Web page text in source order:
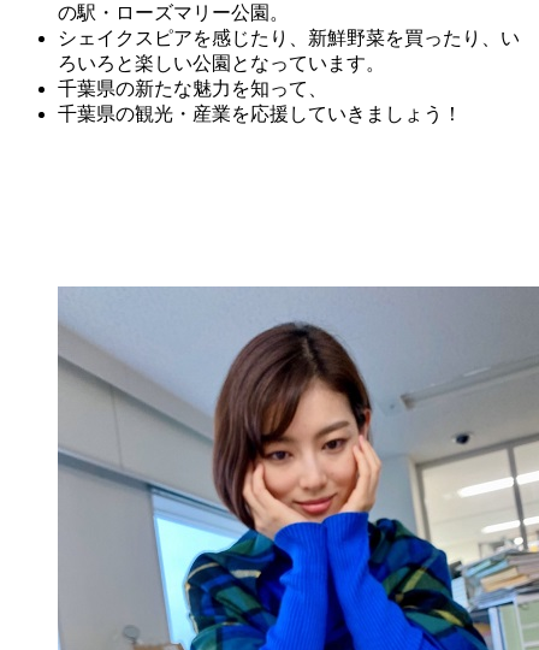
の駅・ローズマリー公園。
シェイクスピアを感じたり、新鮮野菜を買ったり、い
ろいろと楽しい公園となっています。
千葉県の新たな魅力を知って、
千葉県の観光・産業を応援していきましょう！